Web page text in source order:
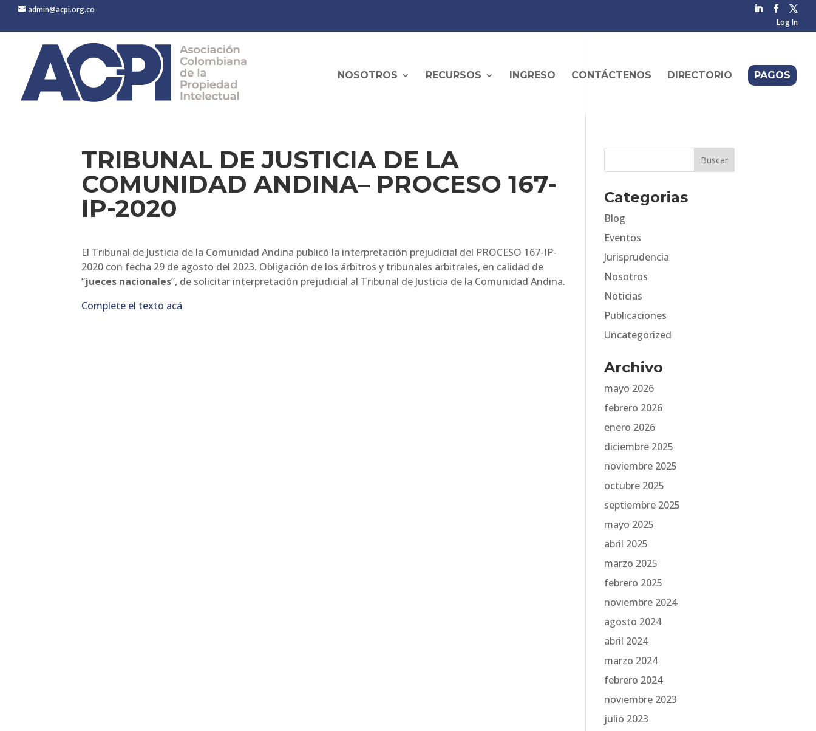
admin@acpi.org.co
Log In
NOSOTROS RECURSOS INGRESO CONTÁCTENOS DIRECTORIO PAGOS
TRIBUNAL DE JUSTICIA DE LA
COMUNIDAD ANDINA– PROCESO 167-
IP-2020
El Tribunal de Justicia de la Comunidad Andina publicó la interpretación prejudicial del PROCESO 167-IP-
2020 con fecha 29 de agosto del 2023. Obligación de los árbitros y tribunales arbitrales, en calidad de
“jueces nacionales”, de solicitar interpretación prejudicial al Tribunal de Justicia de la Comunidad Andina.
Complete el texto acá
Categorias
Blog
Eventos
Jurisprudencia
Nosotros
Noticias
Publicaciones
Uncategorized
Archivo
mayo 2026
febrero 2026
enero 2026
diciembre 2025
noviembre 2025
octubre 2025
septiembre 2025
mayo 2025
abril 2025
marzo 2025
febrero 2025
noviembre 2024
agosto 2024
abril 2024
marzo 2024
febrero 2024
noviembre 2023
julio 2023